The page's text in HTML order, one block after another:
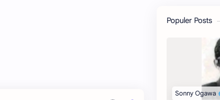
Populer Posts